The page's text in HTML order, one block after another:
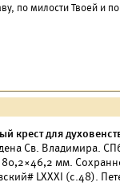
по милости Твоей и
крест для
Св. Владимира.
мм.
LXXXI (с.48).